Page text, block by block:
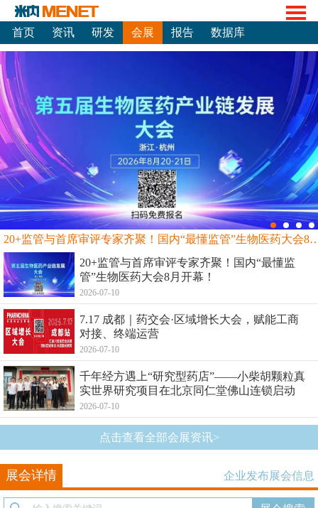
首页 资讯 研发 会展 报告 数据库
20+监管与首席审评专家齐聚！国内“最
20+监管与首席审评专家齐聚！国内“最懂监
管”生物医药大会8月开幕！
2026-07-10
7.17 成都｜药交会·区域增长大会，赋能工商
对接、终端运营
2026-07-10
千年经方遇上“研究型药店”——小柴胡颗粒真
实世界研究项目在北京同仁堂佛山连锁启动
2026-07-10
点击查看全部会展资讯>
展会详情 企业发布展会信息